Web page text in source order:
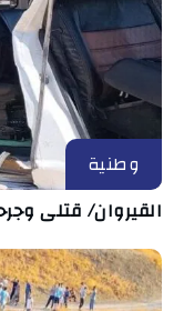
وطنية
القيروان/ قتلى